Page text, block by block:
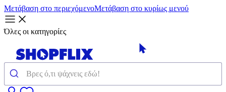
Μετάβαση στο περιεχόμενοΜετάβαση στο κυρίως μενού
Όλες οι κατηγορίες